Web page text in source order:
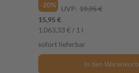
-20%
UVP: 19,95 €
15,95 €
1.063,33 € / 1 l
sofort lieferbar
In den Warenkorb